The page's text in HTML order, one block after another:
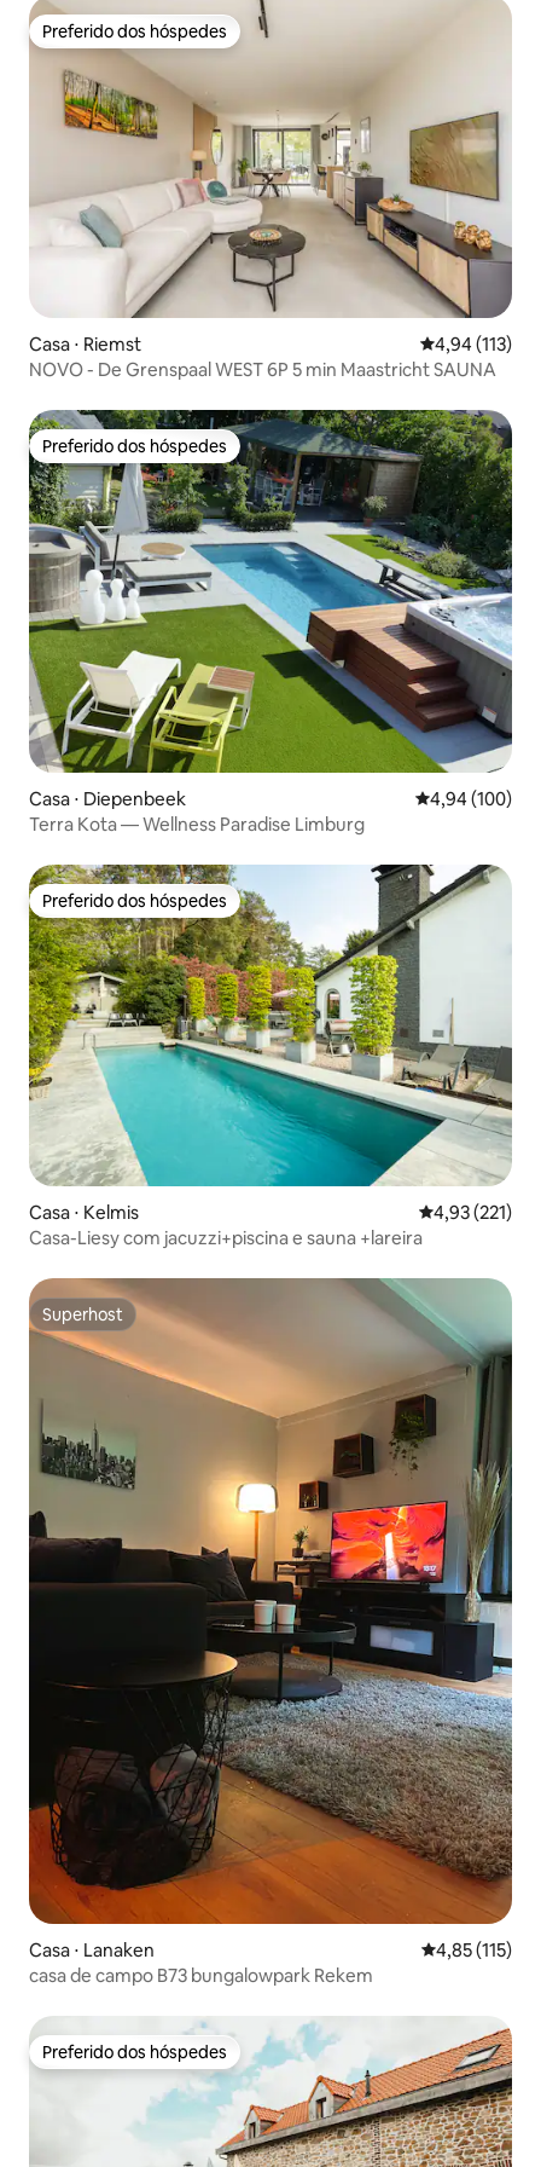
Preferido dos hóspedes
Preferido dos hóspedes
Casa ⋅ Riemst 4,94 de uma
4,94 (113)
NOVO - De Grenspaal WEST 6P 5 min Maastricht SAUNA
Preferido dos hóspedes
Preferido dos hóspedes
Casa ⋅ Diepenbeek 4,94 de uma
4,94 (100)
Terra Kota — Wellness Paradise Limburg
Preferido dos hóspedes
Preferido dos hóspedes
Casa ⋅ Kelmis 4,93 de uma
4,93 (221)
Casa-Liesy com jacuzzi+piscina e sauna +lareira
Superhost
Superhost
Casa ⋅ Lanaken 4,85 de uma
4,85 (115)
casa de campo B73 bungalowpark Rekem
Preferido dos hóspedes
Preferido dos hóspedes